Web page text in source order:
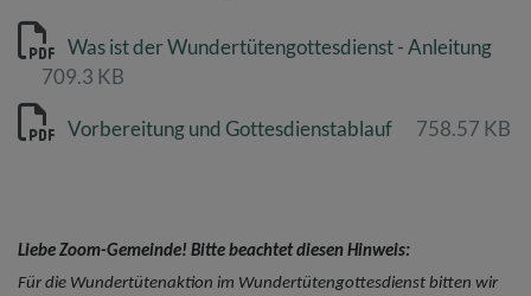
Was ist der Wundertütengottesdienst - Anleitung
709.3 KB
Vorbereitung und Gottesdienstablauf 758.57 KB
Liebe Zoom-Gemeinde! Bitte beachtet diesen Hinweis:
Für die Wundertütenaktion im Wundertütengottesdienst bitten wir